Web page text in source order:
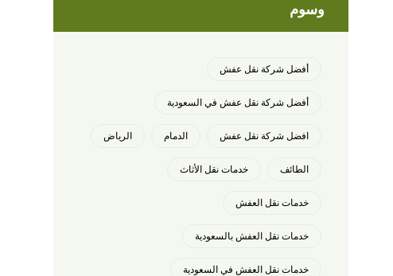
وسوم
أفضل شركة نقل عفش
أفضل شركة نقل عفش في السعودية
افضل شركة نقل عفش الدمام الرياض
الطائف خدمات نقل الأثاث
خدمات نقل العفش
خدمات نقل العفش بالسعودية
خدمات نقل العفش في السعودية